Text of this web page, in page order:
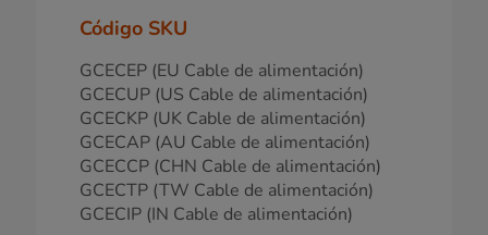
Código SKU
GCECEP (EU Cable de alimentación)
GCECUP (US Cable de alimentación)
GCECKP (UK Cable de alimentación)
GCECAP (AU Cable de alimentación)
GCECCP (CHN Cable de alimentación)
GCECTP (TW Cable de alimentación)
GCECIP (IN Cable de alimentación)